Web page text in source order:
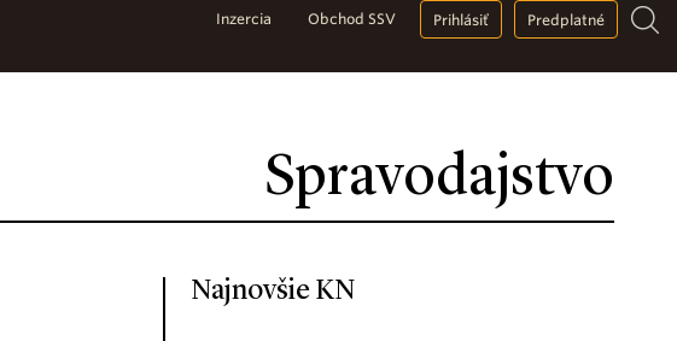
Spravodajstvo
Inzercia Obchod SSV Prihlásiť Predplatné
Najnovšie KN